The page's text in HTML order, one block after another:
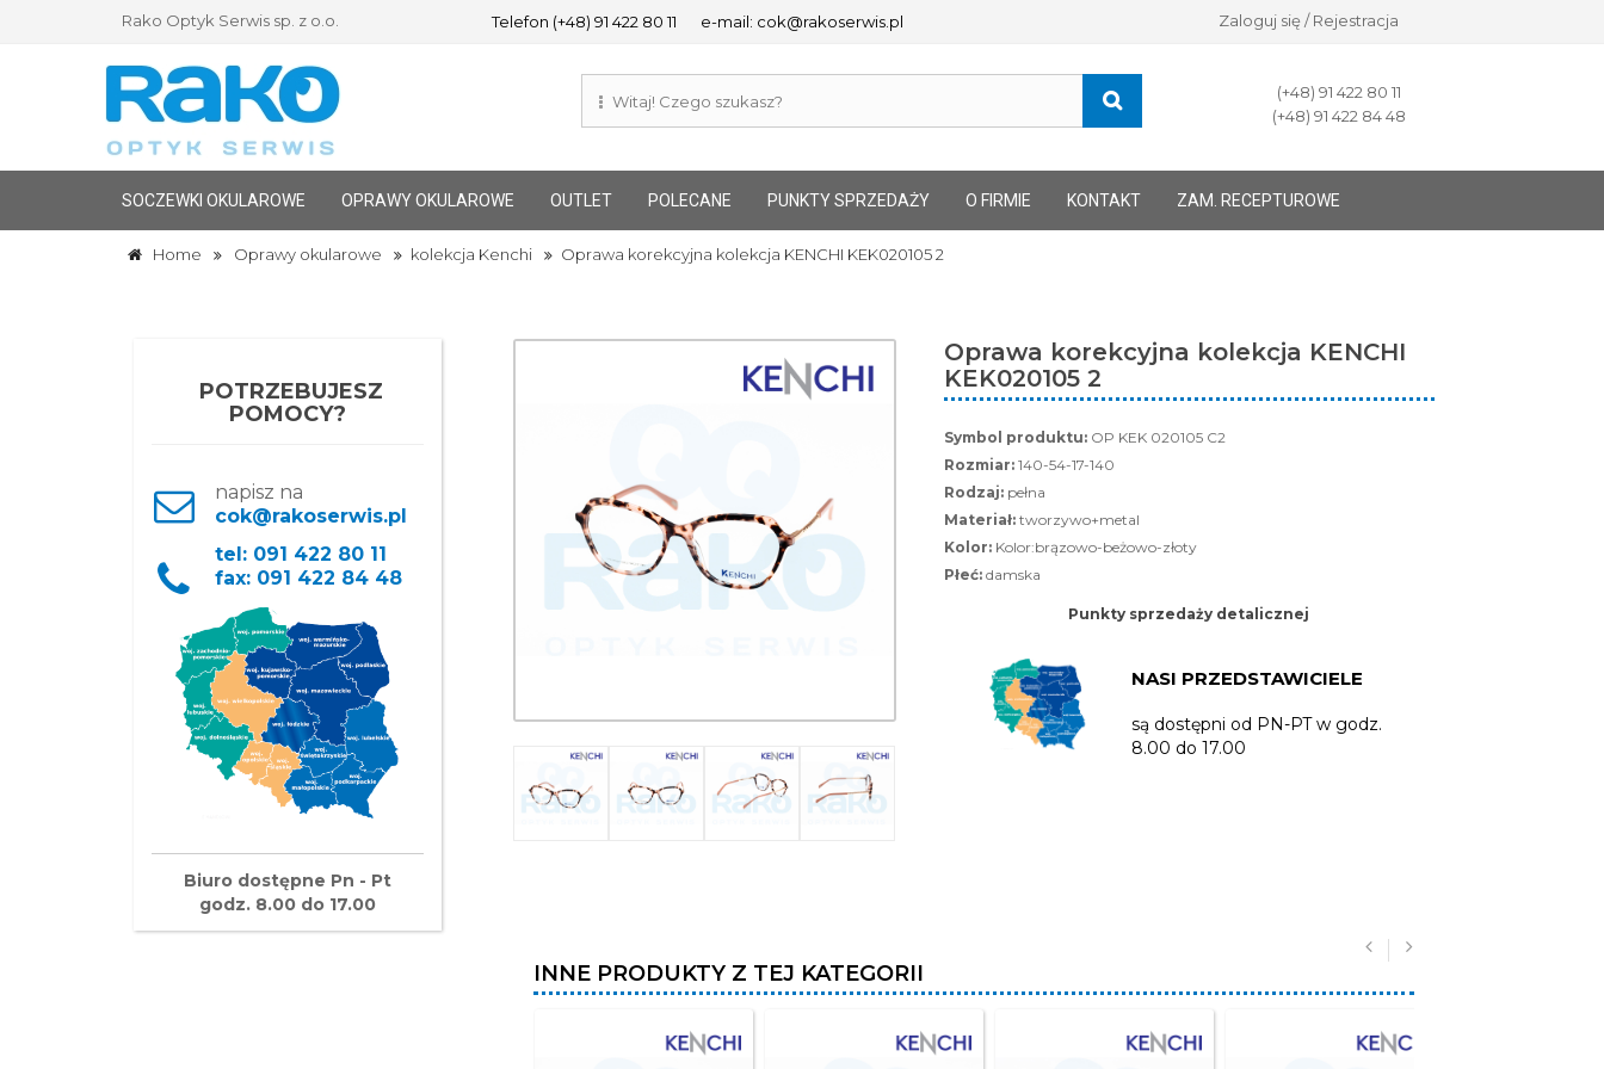
Rako Optyk Serwis sp. z o.o. Telefon (+48) 91 422 80 11 e-mail: cok@rakoserwis.pl Zaloguj się / Rejestracja
(+48) 91 422 80 11
(+48) 91 422 84 48
SOCZEWKI OKULAROWE OPRAWY OKULAROWE OUTLET POLECANE PUNKTY SPRZEDAŻY O FIRMIE KONTAKT ZAM. RECEPTUROWE
Home Oprawy okularowe kolekcja Kenchi Oprawa korekcyjna kolekcja KENCHI KEK020105 2
POTRZEBUJESZ
POMOCY?
napisz na
cok@rakoserwis.pl
tel: 091 422 80 11
fax: 091 422 84 48
Biuro dostępne Pn - Pt
godz. 8.00 do 17.00
Oprawa korekcyjna kolekcja KENCHI
KEK020105 2
Symbol produktu:OP KEK 020105 C2
Rozmiar:140-54-17-140
Rodzaj:pełna
Materiał:tworzywo+metal
Kolor:Kolor:brązowo-beżowo-złoty
Płeć:damska
Punkty sprzedaży detalicznej
NASI PRZEDSTAWICIELE
są dostępni od PN-PT w godz.
8.00 do 17.00
INNE PRODUKTY Z TEJ KATEGORII